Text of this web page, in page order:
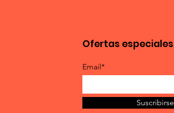
Ofertas especiales
Email*
Suscribirse